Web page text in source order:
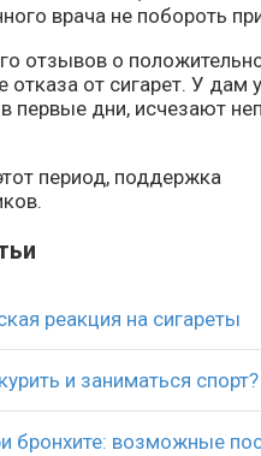
врача не побороть
отзывов о
отказа от сигарет. У дам
первые дни, исчезают
период, поддержка
реакция на сигареты
и заниматься спорт?
бронхите: возможные